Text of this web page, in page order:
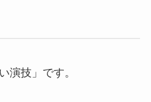
演技」です。